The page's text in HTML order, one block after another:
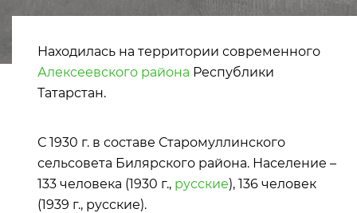
Находилась на территории современного
Алексеевского района Республики
Татарстан.
С 1930 г. в составе Старомуллинского
сельсовета Билярского района. Население –
133 человека (1930 г., русские), 136 человек
(1939 г., русские).